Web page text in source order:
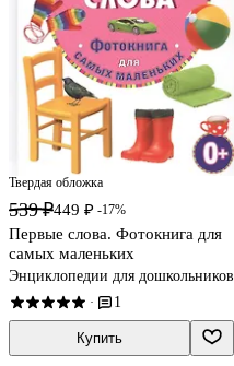
Твердая обложка
539 ₽449 ₽ -17%
Первые слова. Фотокнига для
самых маленьких
Энциклопедии для дошкольников
· 1
Купить